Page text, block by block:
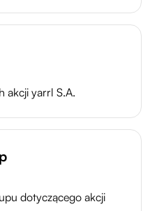
akcji yarrl S.A.
dotyczącego akcji